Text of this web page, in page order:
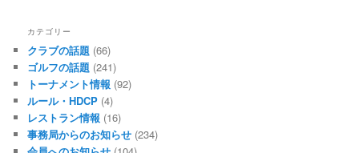
カテゴリー
クラブの話題 (66)
ゴルフの話題 (241)
トーナメント情報 (92)
ルール・HDCP (4)
レストラン情報 (16)
事務局からのお知らせ (234)